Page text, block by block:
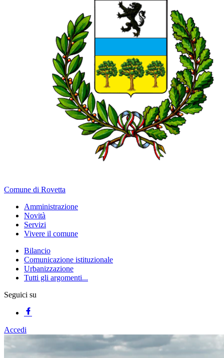
Comune di Rovetta
Amministrazione
Novità
Servizi
Vivere il comune
Bilancio
Comunicazione istituzionale
Urbanizzazione
Tutti gli argomenti...
Seguici su
Accedi